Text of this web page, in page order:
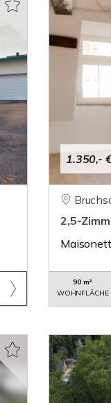
1.350,-
2,5-
90 m²
WOHNFLÄCHE